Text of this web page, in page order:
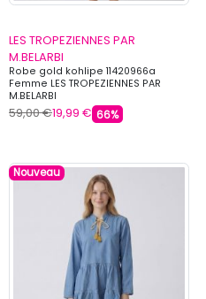
LES TROPEZIENNES PAR
M.BELARBI
Robe gold kohlipe 11420966a
Femme LES TROPEZIENNES PAR
M.BELARBI
59,00 €19,99 € 66%
Nouveau